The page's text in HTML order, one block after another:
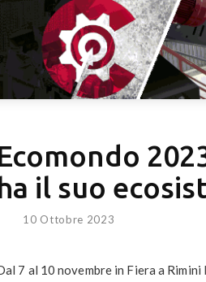
il suo
10 Ottobre 2023
7 al 10 novembre in Fiera a